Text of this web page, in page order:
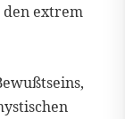
den extrem